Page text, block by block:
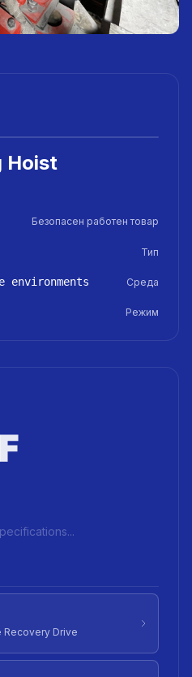
Hoist
Безопасен работен товар
Тип
environments Среда
Режим
Recovery Drive